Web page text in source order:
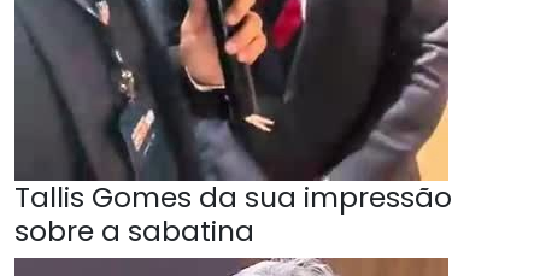
Tallis Gomes da sua impressão
sobre a sabatina